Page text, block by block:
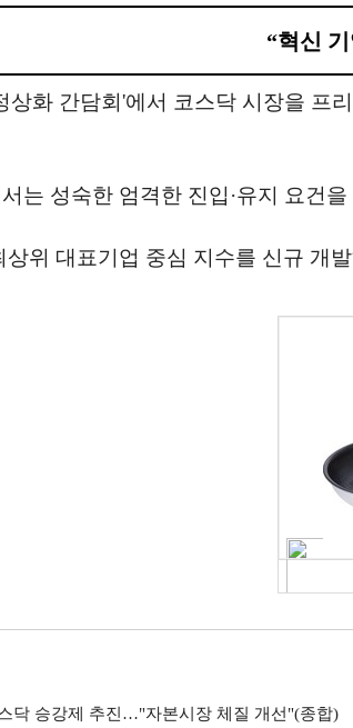
“혁신
상화 간담회'에서 코스닥 시장을 프
는 성숙한 엄격한 진입·유지 요건
위 대표기업 중심 지수를 신규 개
닥 승강제 추진…"자본시장 체질 개선"(종합)